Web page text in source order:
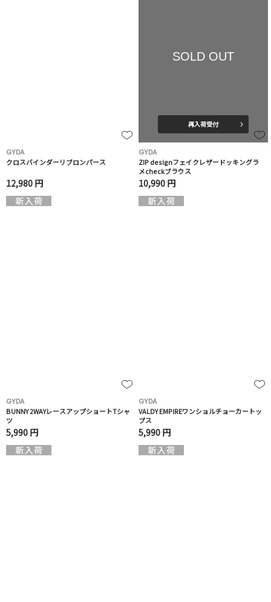
GYDA
クロスバインダーリブロンパース
12,980 円
SOLD OUT
再入荷受付
GYDA
ZIP designフェイクレザードッキングラ
メcheckブラウス
10,990 円
GYDA
BUNNY 2WAYレースアップショートTシャ
ツ
5,990 円
GYDA
VALDY EMPIREワンショルチョーカートッ
プス
5,990 円